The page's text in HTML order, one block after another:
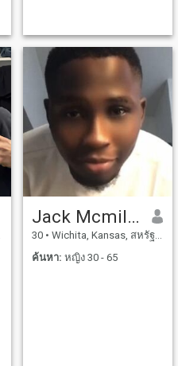
Jack Mcmillian
30 • Wichita, Kansas, สหรัฐอเมริกา
ค้นหา: หญิง 30 - 65